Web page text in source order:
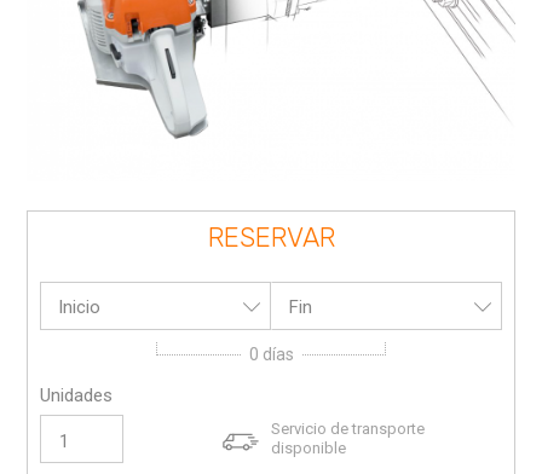
RESERVAR
Inicio Fin
0 días
Unidades
Servicio de transporte
disponible